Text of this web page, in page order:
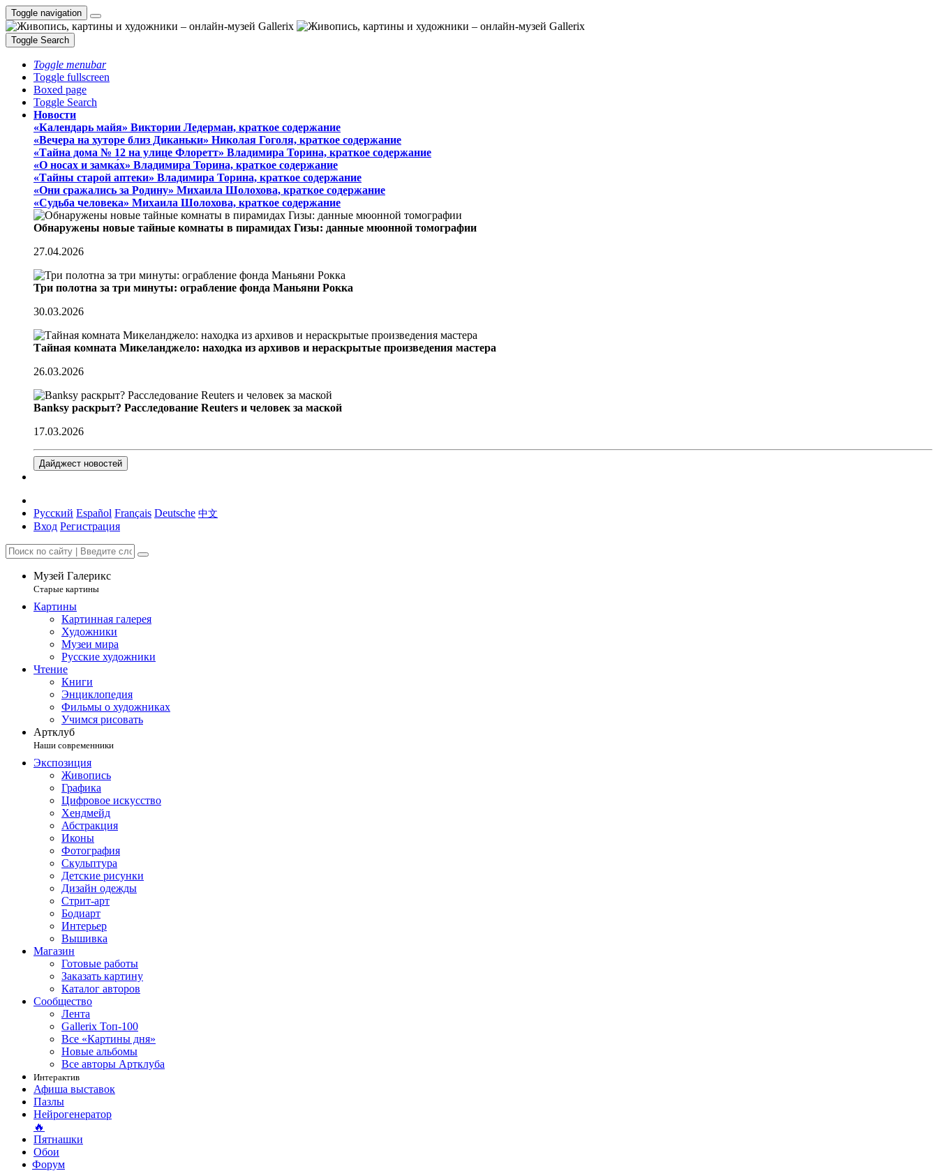
Toggle navigation
Toggle Search
Toggle menubar
Toggle fullscreen
Boxed page
Toggle Search
Новости
«Календарь майя» Виктории Ледерман, краткое содержание
«Вечера на хуторе близ Диканьки» Николая Гоголя, краткое содержание
«Тайна дома № 12 на улице Флоретт» Владимира Торина, краткое содержание
«О носах и замка́х» Владимира Торина, краткое содержание
«Тайны старой аптеки» Владимира Торина, краткое содержание
«Они сражались за Родину» Михаила Шолохова, краткое содержание
«Судьба человека» Михаила Шолохова, краткое содержание
Обнаружены новые тайные комнаты в пирамидах Гизы: данные мюонной томографии
27.04.2026
Три полотна за три минуты: ограбление фонда Маньяни Рокка
30.03.2026
Тайная комната Микеланджело: находка из архивов и нераскрытые произведения мастера
26.03.2026
Banksy раскрыт? Расследование Reuters и человек за маской
17.03.2026
Дайджест новостей
Русский Español Français Deutsche 中文
Вход Регистрация
Музей Галерикс
Старые картины
Картины
Картинная галерея
Художники
Музеи мира
Русские художники
Чтение
Книги
Энциклопедия
Фильмы о художниках
Учимся рисовать
Артклуб
Наши современники
Экспозиция
Живопись
Графика
Цифровое искусство
Хендмейд
Абстракция
Иконы
Фотография
Скульптура
Детские рисунки
Дизайн одежды
Стрит-арт
Бодиарт
Интерьер
Вышивка
Магазин
Готовые работы
Заказать картину
Каталог авторов
Сообщество
Лента
Gallerix Топ-100
Все «Картины дня»
Новые альбомы
Все авторы Артклуба
Интерактив
Афиша выставок
Пазлы
Нейрогенератор
🔥
Пятнашки
Обои
Форум